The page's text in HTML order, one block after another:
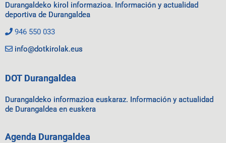
Durangaldeko kirol informazioa. Información y actualidad
deportiva de Durangaldea
946 550 033
info@dotkirolak.eus
DOT Durangaldea
Durangaldeko informazioa euskaraz. Información y actualidad
de Durangaldea en euskera
Agenda Durangaldea